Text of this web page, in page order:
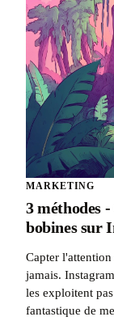
04 À
MARKETING
3 méthodes
bobines sur
Capter
jamais.
les exploitent
fantastique de